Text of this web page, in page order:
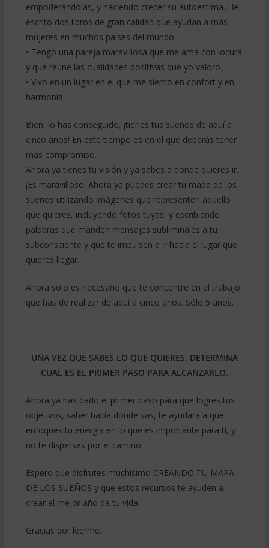
empoderándolas, y haciendo crecer su autoestima. He
escrito dos libros de gran calidad que ayudan a más
mujeres en muchos países del mundo.
• Tengo una pareja maravillosa que me ama con locura
y que reúne las cualidades positivas que yo valoro.
• Vivo en un lugar en el que me siento en confort y en
harmonía.
Bien, lo has conseguido, ¡tienes tus sueños de aquí a
cinco años! En este tiempo es en el que deberás tener
más compromiso.
Ahora ya tienes tu visión y ya sabes a donde quieres ir.
¡Es maravilloso! Ahora ya puedes crear tu mapa de los
sueños utilizando imágenes que representen aquello
que quieres, incluyendo fotos tuyas, y escribiendo
palabras que manden mensajes subliminales a tu
subconsciente y que te impulsen a ir hacia el lugar que
quieres llegar.
Ahora solo es necesario que te concentre en el trabajo
que has de realizar de aquí a cinco años. Sólo 5 años.
UNA VEZ QUE SABES LO QUE QUIERES, DETERMINA
CUAL ES EL PRIMER PASO PARA ALCANZARLO.
Ahora ya has dado el primer paso para que logres tus
objetivos, saber hacia dónde vas, te ayudará a que
enfoques tu energía en lo que es importante para ti, y
no te disperses por el camino.
Espero que disfrutes muchísimo CREANDO TU MAPA
DE LOS SUEÑOS y que estos recursos te ayuden a
crear el mejor año de tu vida.
Gracias por leerme.